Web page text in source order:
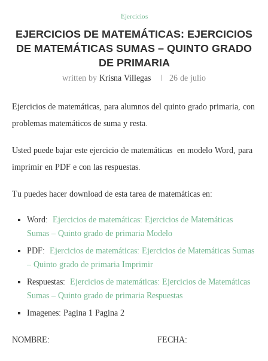
Ejercicios
EJERCICIOS DE MATEMÁTICAS: EJERCICIOS
DE MATEMÁTICAS SUMAS – QUINTO GRADO
DE PRIMARIA
written by Krisna Villegas 26 de julio
Ejercicios de matemáticas, para alumnos del quinto grado primaria, con
problemas matemáticos de suma y resta.
Usted puede bajar este ejercicio de matemáticas en modelo Word, para
imprimir en PDF e con las respuestas.
Tu puedes hacer download de esta tarea de matemáticas en:
Word: Ejercicios de matemáticas: Ejercicios de Matemáticas
Sumas – Quinto grado de primaria Modelo
PDF: Ejercicios de matemáticas: Ejercicios de Matemáticas Sumas
– Quinto grado de primaria Imprimir
Respuestas: Ejercicios de matemáticas: Ejercicios de Matemáticas
Sumas – Quinto grado de primaria Respuestas
Imagenes: Pagina 1 Pagina 2
NOMBRE: FECHA: